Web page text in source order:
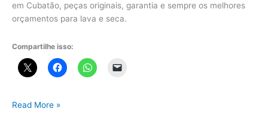
em Cubatão, peças originais, garantia e sempre os melhores
orçamentos para lava e seca.
Compartilhe isso:
Assistência
Read More »